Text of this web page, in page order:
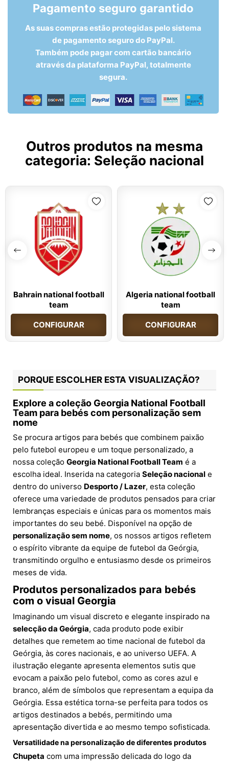
Pagamento seguro garantido
As suas compras estão protegidas pelo sistema
de pagamento seguro do PayPal.
Também pode pagar com cartão bancário
através da plataforma PayPal, totalmente
segura.
Outros produtos na mesma
categoria: Seleção nacional
Bahrain national football
team
CONFIGURAR
Algeria national football
team
CONFIGURAR
PORQUE ESCOLHER ESTA VISUALIZAÇÃO?
Explore a coleção Georgia National Football
Team para bebés com personalização sem
nome
Se procura artigos para bebés que combinem paixão
pelo futebol europeu e um toque personalizado, a
nossa coleção Georgia National Football Team é a
escolha ideal. Inserida na categoria Seleção nacional e
dentro do universo Desporto / Lazer, esta coleção
oferece uma variedade de produtos pensados para criar
lembranças especiais e únicas para os momentos mais
importantes do seu bebé. Disponível na opção de
personalização sem nome, os nossos artigos refletem
o espírito vibrante da equipe de futebol da Geórgia,
transmitindo orgulho e entusiasmo desde os primeiros
meses de vida.
Produtos personalizados para bebés
com o visual Georgia
Imaginando um visual discreto e elegante inspirado na
selecção da Geórgia, cada produto pode exibir
detalhes que remetem ao time nacional de futebol da
Geórgia, às cores nacionais, e ao universo UEFA. A
ilustração elegante apresenta elementos sutis que
evocam a paixão pelo futebol, como as cores azul e
branco, além de símbolos que representam a equipa da
Geórgia. Essa estética torna-se perfeita para todos os
artigos destinados a bebés, permitindo uma
apresentação divertida e ao mesmo tempo sofisticada.
Versatilidade na personalização de diferentes produtos
Chupeta com uma impressão delicada do logo da